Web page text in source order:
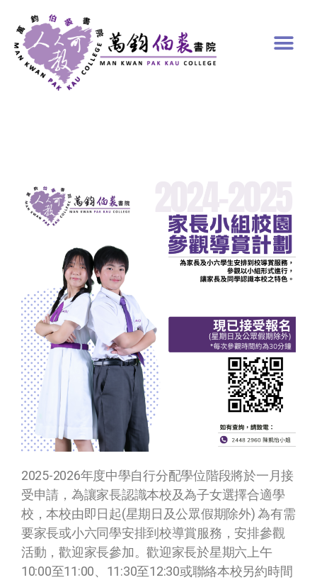
2025-2026年度中學自行分配學位階段將於一月接
受申請，為讓家長認識本校及為子女選擇合適學
校，本校由即日起(星期日及公眾假期除外) 為有需
要家長或小六同學安排到校導賞服務，安排參觀
活動，歡迎家長參加。歡迎家長於星期六上午
10:00至11:00、11:30至12:30或聯絡本校另約時間